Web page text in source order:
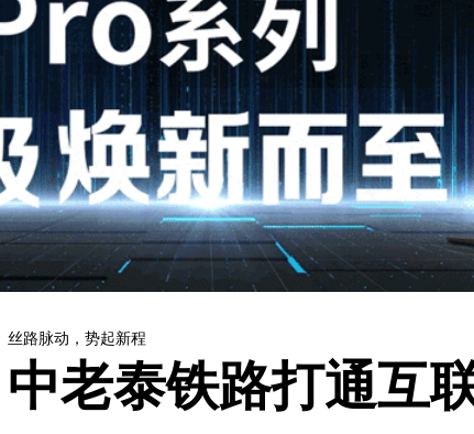
丝路脉动，势起新程
中老泰铁路打通互